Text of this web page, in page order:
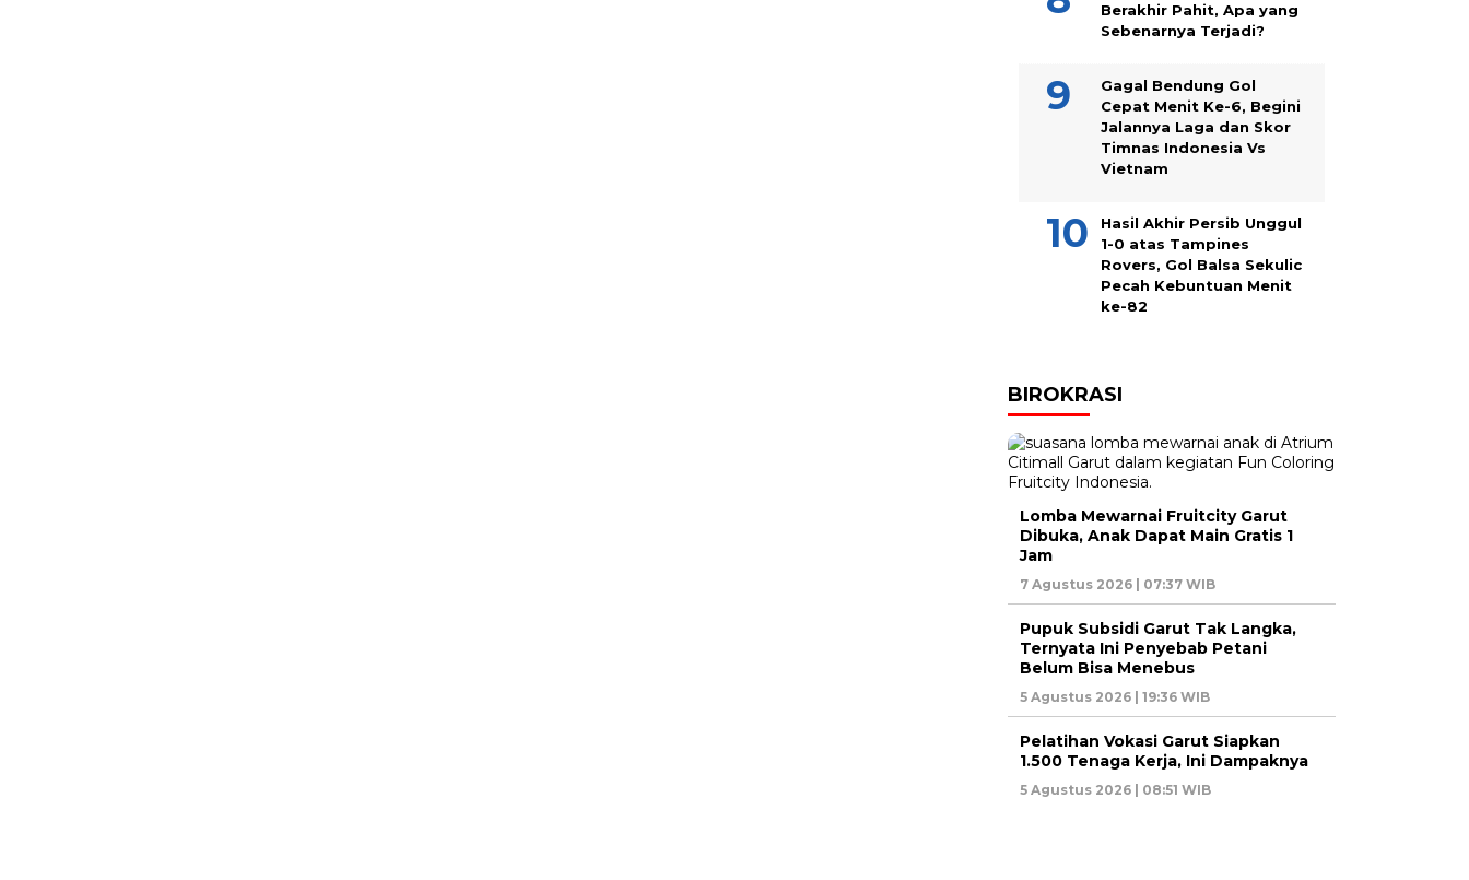
Berakhir Pahit, Apa yang
Sebenarnya Terjadi?
Gagal Bendung Gol
Cepat Menit Ke-6, Begini
Jalannya Laga dan Skor
Timnas Indonesia Vs
Vietnam
Hasil Akhir Persib Unggul
1-0 atas Tampines
Rovers, Gol Balsa Sekulic
Pecah Kebuntuan Menit
ke-82
BIROKRASI
Lomba Mewarnai Fruitcity Garut
Dibuka, Anak Dapat Main Gratis 1
Jam
7 Agustus 2026 | 07:37 WIB
Pupuk Subsidi Garut Tak Langka,
Ternyata Ini Penyebab Petani
Belum Bisa Menebus
5 Agustus 2026 | 19:36 WIB
Pelatihan Vokasi Garut Siapkan
1.500 Tenaga Kerja, Ini Dampaknya
5 Agustus 2026 | 08:51 WIB